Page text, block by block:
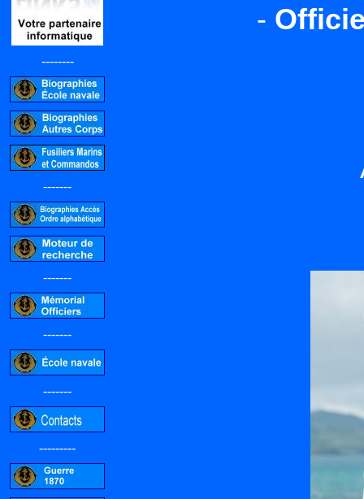
--------
-------
-------
-------
-------
---------
-